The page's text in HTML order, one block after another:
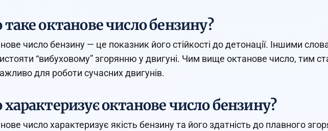
октанове число бензину?
число бензину — це показник його стійкості до детонації. Іншими
“вибуховому” згорянню у двигуні. Чим вище октанове число, тим
для роботи сучасних двигунів.
октанове число бензину?
число характеризує якість бензину та його здатність до плавного